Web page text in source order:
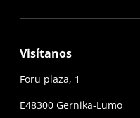
Visítanos
Foru plaza, 1
E48300 Gernika-Lumo